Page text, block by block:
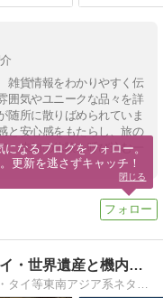
雑貨情報をわかりやすく伝
囲気やユニークな品々を詳
随所に散りばめられていま
と安心感をもたらし、旅の
未知の体験を呼び込む一
あさとの飛行機で行く台湾・タイ・世界遺産と機内食の日記
飛行機の旅中心のブログです殆ど台湾・タイ等東南アジア系ネタでしょうか観光地情報などより飛行機の中や機内食・空撮を主にしてます
になるブログをフォロー。
更新を逃さずキャッチ！
閉じる